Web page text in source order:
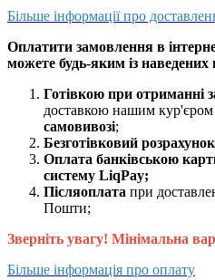
Більше інформації про
Оплатити замовлення в
можете будь-яким із наведених
Готівкою при отриманні
доставкою нашим
самовивозі;
Безготівковий
Оплата банківською
систему LiqPay;
Післяоплата при
Пошти;
Зверніть увагу! Мінімальна
Більше інформація про оплату